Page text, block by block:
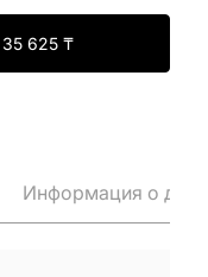
35 625 ₸
Информация о